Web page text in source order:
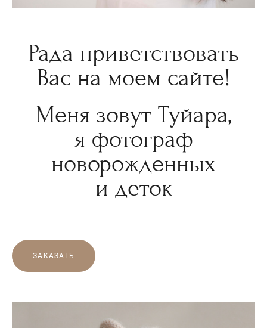
Рада приветствовать
Вас на моем сайте!
Меня зовут Туйара,
я фотограф
новорожденных
и деток
ЗАКАЗАТЬ